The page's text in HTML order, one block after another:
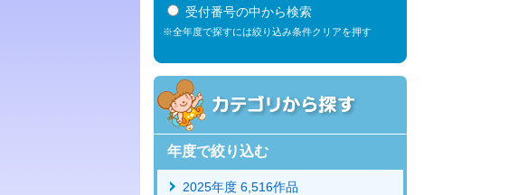
受付番号の中から検索
※全年度で探すには絞り込み条件クリアを押す
年度で絞り込む
2025年度 6,516作品